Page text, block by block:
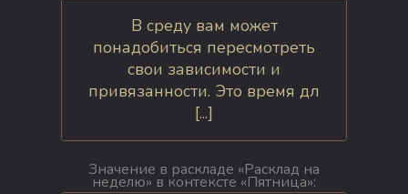
В среду вам может
понадобиться пересмотреть
свои зависимости и
привязанности. Это время дл
[...]
Значение в раскладе «Расклад на
неделю» в контексте «Пятница»: